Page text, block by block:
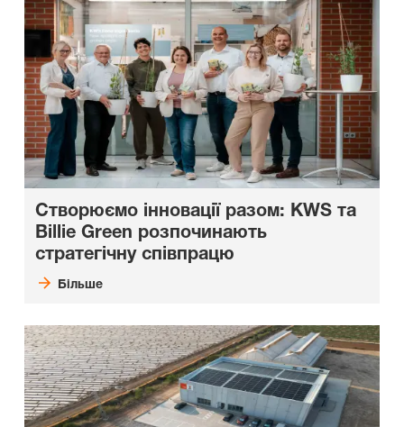
Створюємо інновації разом: KWS та
Billie Green розпочинають
стратегічну співпрацю
Більше